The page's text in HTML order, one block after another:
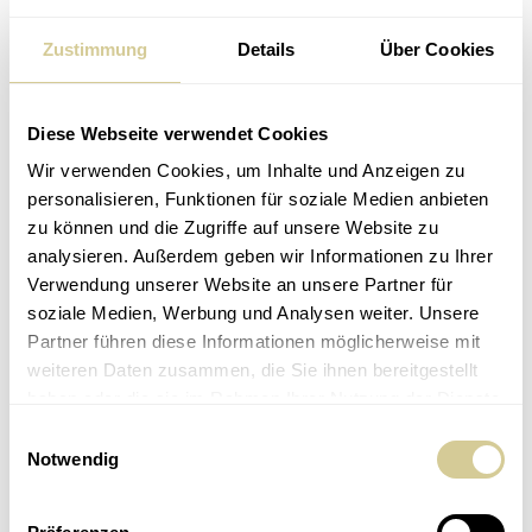
Zustimmung Details Über Cookies
Diese Webseite verwendet Cookies
Wir verwenden Cookies, um Inhalte und Anzeigen zu
personalisieren, Funktionen für soziale Medien anbieten
zu können und die Zugriffe auf unsere Website zu
analysieren. Außerdem geben wir Informationen zu Ihrer
Verwendung unserer Website an unsere Partner für
soziale Medien, Werbung und Analysen weiter. Unsere
Partner führen diese Informationen möglicherweise mit
weiteren Daten zusammen, die Sie ihnen bereitgestellt
Notwendig
unterzogen.
von froots, um ihre Lebenssituationen und
Veranlagungsmotive optimal abzubilden. Nachstehend gibt
es daher einen ganzheitlichen Überblick.
Kurzfristige Veranlagungen (Liquidity+):
Keine Veränderungen
Diese Portfolioanpassungen betreffen nicht unser Service
Liquidity+“, das Geldmarktportfolio, das für kurzfristige
Veranlagungsstrategien bereits zu 100% in kurzfristige
Mittel- und langfristige Veranlagungen